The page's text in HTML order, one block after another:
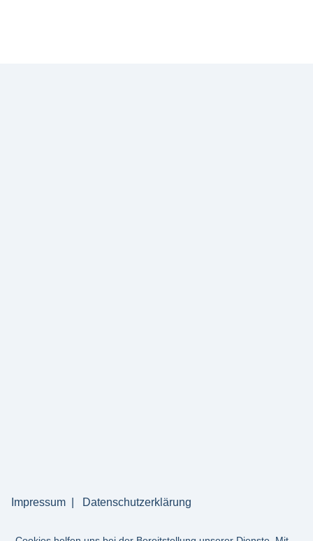
Impressum Datenschutzerklärung